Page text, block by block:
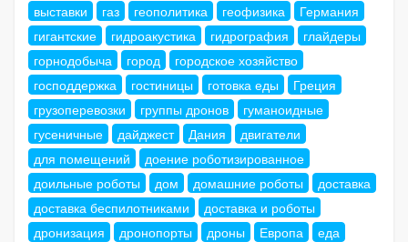
выставки
газ геополитика геофизика
Германия
гигантские
гидроакустика гидрография
глайдеры
горнодобыча
город
городское хозяйство
господдержка
гостиницы готовка еды
Греция
грузоперевозки
группы дронов
гуманоидные
гусеничные
дайджест Дания
двигатели
для помещений
доение роботизированное
доильные роботы
дом домашние роботы
доставка
доставка беспилотниками
доставка и роботы
дронизация
дронопорты дроны Европа
еда